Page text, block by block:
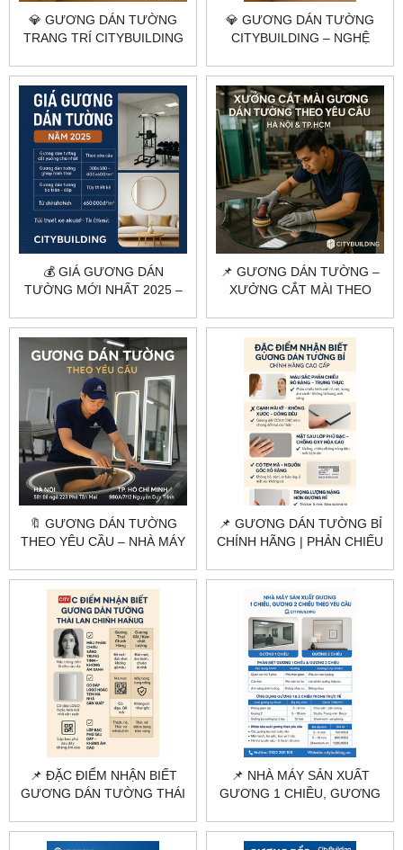
💎 GƯƠNG DÁN TƯỜNG
TRANG TRÍ CITYBUILDING
GIAN SỐNG HIỆN ĐẠI
💎 GƯƠNG DÁN TƯỜNG
CITYBUILDING – NGHỆ
GIAN SỐNG
💰 GIÁ GƯƠNG DÁN
TƯỜNG MỚI NHẤT 2025 –
CITYBUILDING
📌 GƯƠNG DÁN TƯỜNG –
XƯỞNG CẮT MÀI THEO
HCM
🔖 GƯƠNG DÁN TƯỜNG
THEO YÊU CẦU – NHÀ MÁY
TP.HCM
📌 GƯƠNG DÁN TƯỜNG BỈ
CHÍNH HÃNG | PHẢN CHIẾU
📌 ĐẶC ĐIỂM NHẬN BIẾT
GƯƠNG DÁN TƯỜNG THÁI
CITYBUILDING
📌 NHÀ MÁY SẢN XUẤT
GƯƠNG 1 CHIỀU, GƯƠNG
CITYBUILDING